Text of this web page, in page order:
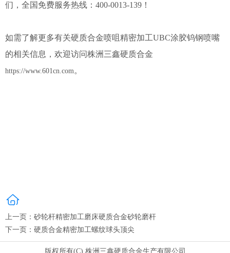
们，全国免费服务热线：400-0013-139！
如需了解更多有关硬质合金喷咀精密加工UBC涂胶钨钢喷嘴
的相关信息，欢迎访问株洲三鑫硬质合金
https://www.601cn.com。
上一页： 砂轮杆精密加工磨床硬质合金砂轮磨杆
下一页： 硬质合金精密加工螺纹球头顶尖
版权所有(C) 株洲三鑫硬质合金生产有限公司